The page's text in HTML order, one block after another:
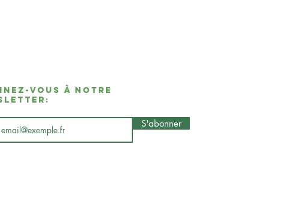
vous à notre
S'abonner